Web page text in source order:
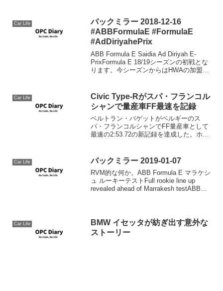
Car Life
バックミラー 2018-12-16
#ABBFormulaE #FormulaE
#AdDiriyahePrix
ABB Formula E Saidia Ad Diriyah E-
PrixFormula E 18/19シーズンの初戦とな
ります。今シーズンからはHWAの加盟で
Car Life
Civic Type-Rがスパ・フランコル
シャンで量産車FF最速を記録
ベルトラン・バゲットがベルギーのス
パ・フランコルシャンでFF量産車として
最速の2:53.72の新記録を達成した。ホン
タイヤを使用した市販車。よくやら...
Car Life バックミラー 2019-01-07
RVM的な何か。ABB Formula E マラケシ
ュ ルーキーテストFull rookie line up
revealed ahead of Marrakesh testABB
Car Life
BMW イセッタが紡ぎ出す意外な
ストーリー